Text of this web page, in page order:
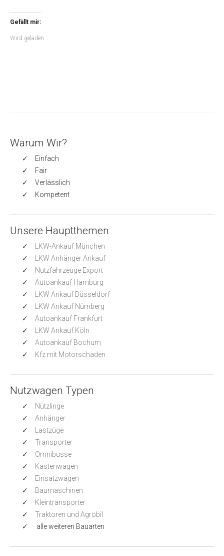
Gefällt mir:
Wird geladen …
Warum Wir?
Einfach
Fair
Verlässlich
Kompetent
Unsere Hauptthemen
LKW-Ankauf München
LKW Anhänger Ankauf
Nutzfahrzeuge Export
Autoankauf Hamburg
LKW Ankauf Düsseldorf
LKW Ankauf Nürnberg
Autoankauf Frankfurt
LKW Ankauf Köln
Autoankauf Bochum
Kfz mit Motorschaden
Nutzwagen Typen
Nützlinge
Anhänger
Lastzüge
Transporter
Omnibusse
Kastenwagen
Einsatzwagen
Baumaschinen
Kleintransporter
Traktoren und Agrobil
alle weiteren Bauarten